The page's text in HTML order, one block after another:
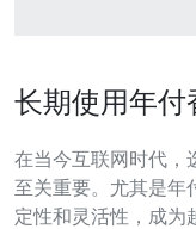
长期使用年付
在当今互联网时代，
至关重要。尤其是年
定性和灵活性，成为